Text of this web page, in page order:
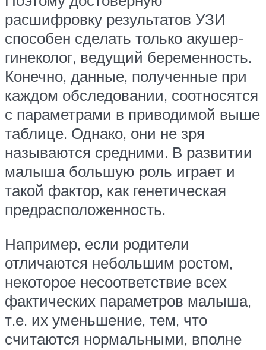
расшифровку результатов УЗИ
способен сделать только акушер-
гинеколог, ведущий беременность.
Конечно, данные, полученные при
каждом обследовании, соотносятся
с параметрами в приводимой выше
таблице. Однако, они не зря
называются средними. В развитии
малыша большую роль играет и
такой фактор, как генетическая
предрасположенность.
Например, если родители
отличаются небольшим ростом,
некоторое несоответствие всех
фактических параметров малыша,
т.е. их уменьшение, тем, что
считаются нормальными, вполне